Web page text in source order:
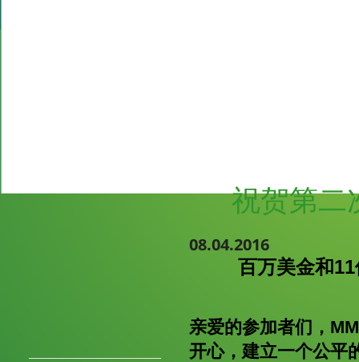
祝贺第二
08.04.2016
百万美金和
亲爱的参加者们，
开心，建立一个公平